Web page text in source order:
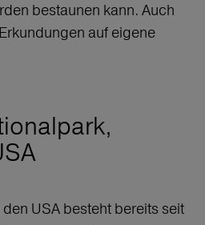
bestaunen kann. Auch
auf eigene
USA besteht bereits seit